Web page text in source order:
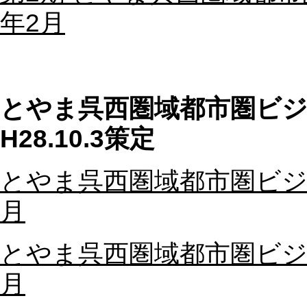
年2月
とやま呉西圏域都市圏ビ
H28.10.3策定
とやま呉西圏域都市圏ビ
月
とやま呉西圏域都市圏ビ
月